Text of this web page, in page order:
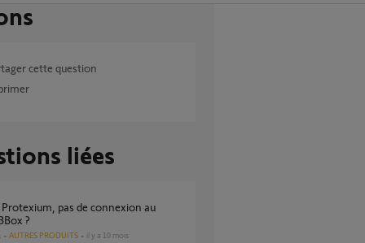
cette question
liées
?
AUTRES PRODUITS il y a 10 mois